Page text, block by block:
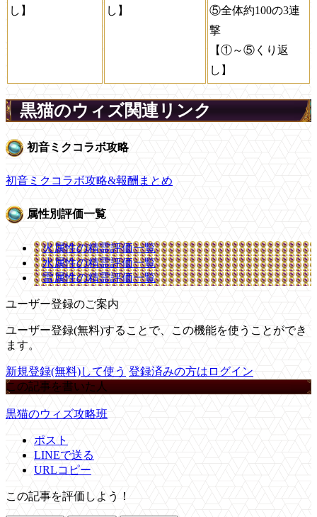
し】
し】
⑤全体約100の3連
撃
【①～⑤くり返
し】
黒猫のウィズ関連リンク
初音ミクコラボ攻略
初音ミクコラボ攻略&報酬まとめ
属性別評価一覧
火属性の精霊評価一覧
水属性の精霊評価一覧
雷属性の精霊評価一覧
ユーザー登録のご案内
ユーザー登録(無料)することで、この機能を使うことができ
ます。
新規登録(無料)して使う 登録済みの方はログイン
この記事を書いた人
黒猫のウィズ攻略班
ポスト
LINEで送る
URLコピー
この記事を評価しよう！